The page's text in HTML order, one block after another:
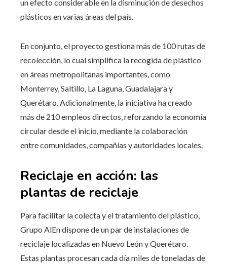
un efecto considerable en la disminución de desechos
plásticos en varias áreas del país.
En conjunto, el proyecto gestiona más de 100 rutas de
recolección, lo cual simplifica la recogida de plástico
en áreas metropolitanas importantes, como
Monterrey, Saltillo, La Laguna, Guadalajara y
Querétaro. Adicionalmente, la iniciativa ha creado
más de 210 empleos directos, reforzando la economía
circular desde el inicio, mediante la colaboración
entre comunidades, compañías y autoridades locales.
Reciclaje en acción: las
plantas de reciclaje
Para facilitar la colecta y el tratamiento del plástico,
Grupo AlEn dispone de un par de instalaciones de
reciclaje localizadas en Nuevo León y Querétaro.
Estas plantas procesan cada día miles de toneladas de